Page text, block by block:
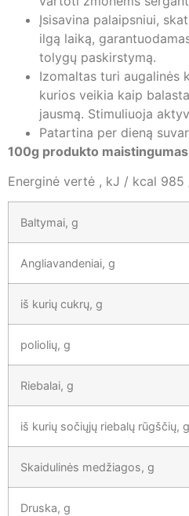
Įsisavina palaipsniui,
ilgą laiką,
tolygų paskirstymą.
Izomaltas turi augalinės
kurios veikia kaip
jausmą. Stimuliuoja
Patartina per dieną
100g produkto maistingumas
Energinė vertė , kJ / kcal 985
Baltymai, g
Angliavandeniai, g
iš kurių cukrų, g
poliolių, g
Riebalai, g
iš kurių sočiųjų riebalų rūgščių, g
Skaidulinės medžiagos, g
Druska, g